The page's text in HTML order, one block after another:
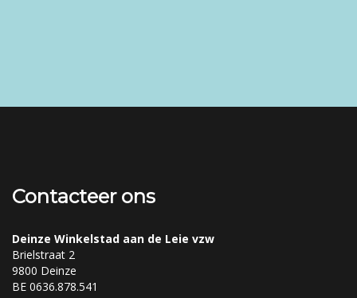
Contacteer ons
Deinze Winkelstad aan de Leie vzw
Brielstraat 2
9800 Deinze
BE 0636.878.541